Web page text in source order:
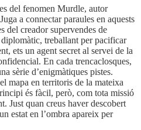
del fenomen Murdle, autor
a connectar paraules en aquests
del creador supervendes de
treballant per pacificar
ets un agent secret al servei de la
En cada trencaclosques,
sèrie d’enigmàtiques pistes.
mapa en territoris de la mateixa
és fàcil, però, com tota missió
Just quan creus haver descobert
estat en l’ombra apareix per